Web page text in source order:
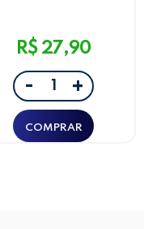
R$ 27,90
- +